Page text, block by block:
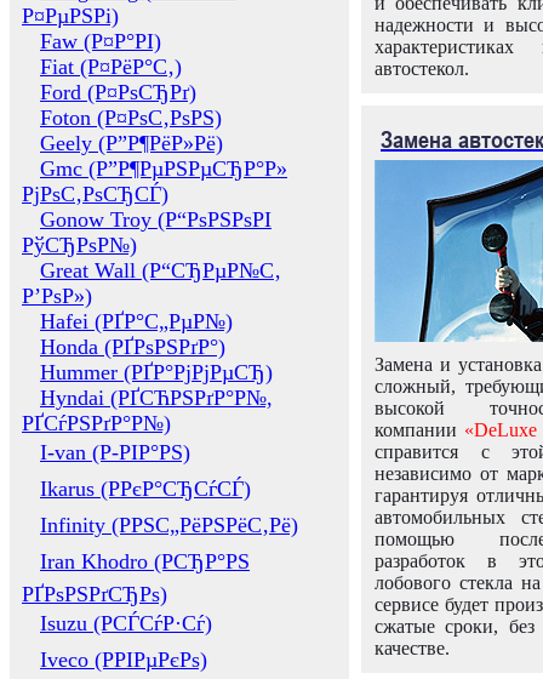
Р¤РµРЅРі)
Faw (Р¤Р°РІ)
Fiat (Р¤РёР°С‚)
Ford (Р¤РѕСЂРґ)
Foton (Р¤РѕС‚РѕРЅ)
Geely (Р”Р¶РёР»Рё)
Gmc (Р”Р¶РµРЅРµСЂР°Р»
РјРѕС‚РѕСЂСЃ)
Gonow Troy (Р“РѕРЅРѕРІ
РўСЂРѕР№)
Great Wall (Р“СЂРµР№С‚
Р’РѕР»)
Hafei (РҐР°С„РµР№)
Honda (РҐРѕРЅРґР°)
Hummer (РҐР°РјРјРµСЂ)
Hyndai (РҐСЋРЅРґР°Р№,
РҐСѓРЅРґР°Р№)
I-van (Р-РІР°РЅ)
Ikarus (РРєР°СЂСѓСЃ)
Infinity (РРЅС„РёРЅРёС‚Рё)
Iran Khodro (РСЂР°РЅ
РҐРѕРЅРґСЂРѕ)
Isuzu (РСЃСѓР·Сѓ)
Iveco (РРІРµРєРѕ)
надежности и
автостекол.
Замена
Замена и
сложный,
высокой
компании «DeLuxe
справится с
независимо от
гарантируя
автомобильных
помощью
разработок в
лобового стекла
сервисе будет
сжатые сроки,
качестве.